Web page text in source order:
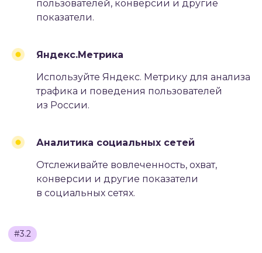
пользователей, конверсии и другие
показатели.
Яндекс.Метрика
Используйте Яндекс. Метрику для анализа
трафика и поведения пользователей
из России.
Аналитика социальных сетей
Отслеживайте вовлеченность, охват,
конверсии и другие показатели
в социальных сетях.
МАРКЕТИНГА
Полезные статьи для бизнеса,
развлекательные посты про
в одном месте.
Присоединяйтесь к нашему
телеграм-каналу и будьте
в курсе!